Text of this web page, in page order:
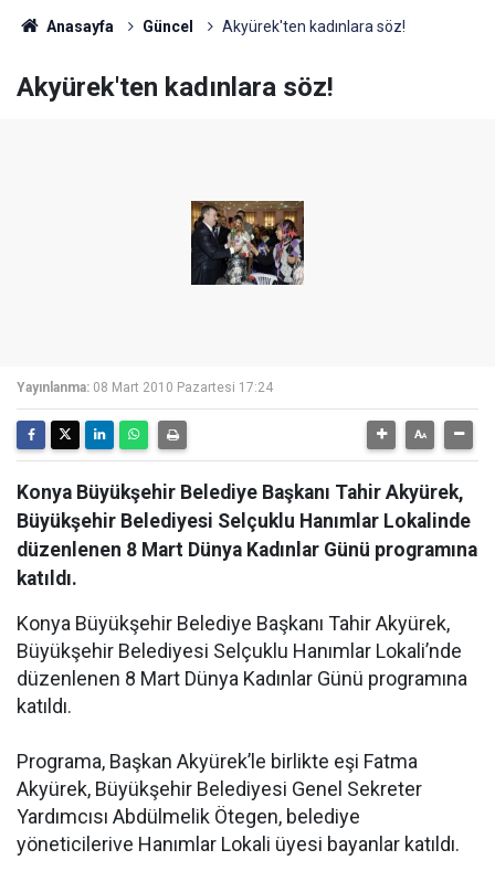
Anasayfa Güncel Akyürek'ten kadınlara söz!
Akyürek'ten kadınlara söz!
Yayınlanma: 08 Mart 2010 Pazartesi 17:24
Konya Büyükşehir Belediye Başkanı Tahir Akyürek,
Büyükşehir Belediyesi Selçuklu Hanımlar Lokalinde
düzenlenen 8 Mart Dünya Kadınlar Günü programına
katıldı.
Konya Büyükşehir Belediye Başkanı Tahir Akyürek,
Büyükşehir Belediyesi Selçuklu Hanımlar Lokali’nde
düzenlenen 8 Mart Dünya Kadınlar Günü programına
katıldı.
Programa, Başkan Akyürek’le birlikte eşi Fatma
Akyürek, Büyükşehir Belediyesi Genel Sekreter
Yardımcısı Abdülmelik Ötegen, belediye
yöneticilerive Hanımlar Lokali üyesi bayanlar katıldı.